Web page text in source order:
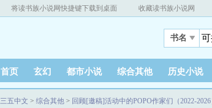
将读书族小说网快捷键下载到桌面 收藏读书族小说网
书名
首页 玄幻 都市小说 综合其他 历史小说
三五中文 > 综合其他 > 回顾[邀稿]活动中的POPO作家们（2022-2026